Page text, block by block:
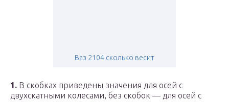
Ваз 2104 сколько весит
1. В скобках приведены значения для осей с
двухскатными колесами, без скобок — для осей с